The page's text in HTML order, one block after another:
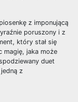
z imponującą
poruszony i z
który stał się
magię, jaka może
duet
z